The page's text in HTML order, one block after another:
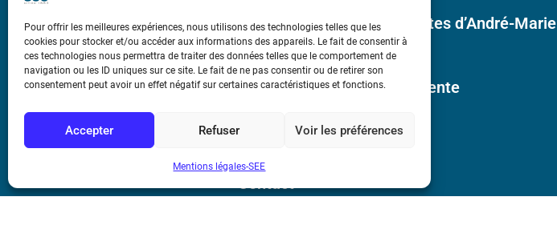
Pour offrir les meilleures expériences, nous utilisons des technologies telles que les
cookies pour stocker et/ou accéder aux informations des appareils. Le fait de consentir à
ces technologies nous permettra de traiter des données telles que le comportement de
navigation ou les ID uniques sur ce site. Le fait de ne pas consentir ou de retirer son
consentement peut avoir un effet négatif sur certaines caractéristiques et fonctions.
Accepter Refuser Voir les préférences
Mentions légales-SEE
Bicentenaire des découvertes d’André-Marie
Ampère
Conditions Générales de Vente
Mentions légales
Contact